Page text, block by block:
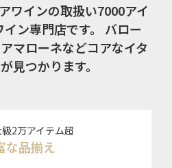
ワインの取扱い7000アイ
ン専門店です。
バロー
マローネなどコアなイタ
見つかります。
2万アイテム超
な品揃え